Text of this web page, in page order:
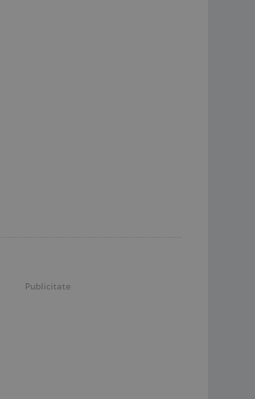
Publicitate